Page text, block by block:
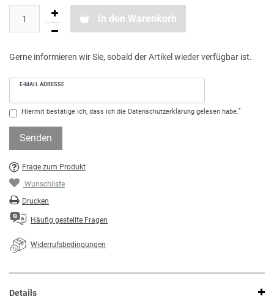
In den Warenkorb
Gerne informieren wir Sie, sobald der Artikel wieder verfügbar ist.
E-MAIL ADRESSE
Hiermit bestätige ich, dass ich die Daten­schutz­erklärung gelesen habe.*
Senden
Frage zum Produkt
Wunschliste
Drucken
Häufig gestellte Fragen
Widerrufsbedingungen
Details